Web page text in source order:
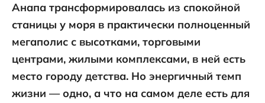
Анапа трансформировалась из спокойной
станицы у моря в практически полноценный
мегаполис с высотками, торговыми
центрами, жилыми комплексами, в ней есть
место городу детства. Но энергичный темп
жизни — одно, а что на самом деле есть для